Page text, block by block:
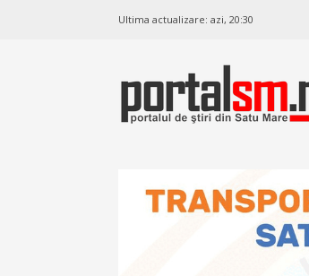
Ultima actualizare: azi, 20:30